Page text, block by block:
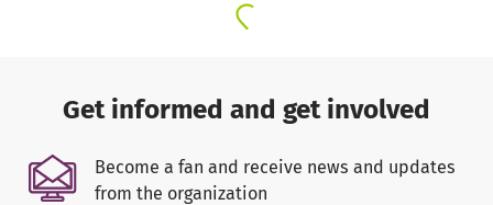
Get informed and get involved
Become a fan and receive news and updates
from the organization